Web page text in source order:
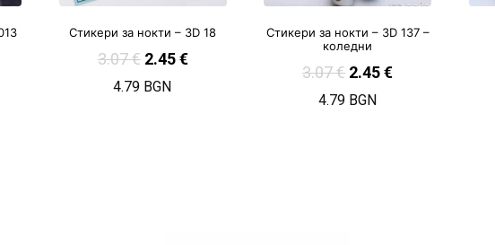
Стикери за нокти – 3D 18
3.07€ 2.45€
4.79 BGN
Стикери за нокти – 3D 137 –
коледни
3.07€ 2.45€
4.79 BGN